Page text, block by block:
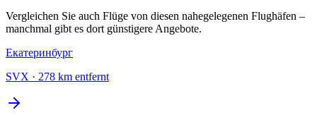
Vergleichen Sie auch Flüge von diesen nahegelegenen Flughäfen –
manchmal gibt es dort günstigere Angebote.
Екатеринбург
SVX · 278 km entfernt